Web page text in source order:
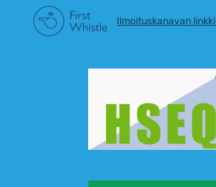
Ilmoituskanavan linkki